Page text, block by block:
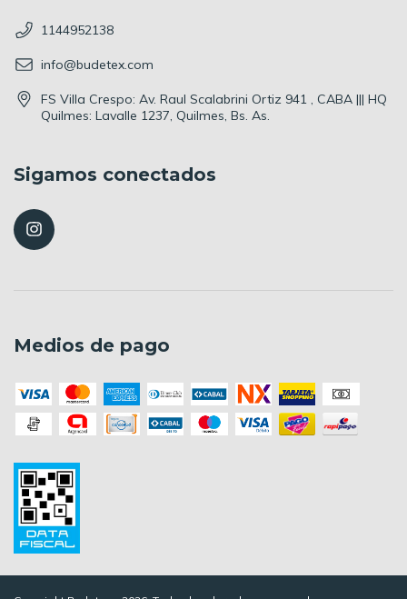
1144952138
info@budetex.com
FS Villa Crespo: Av. Raul Scalabrini Ortiz 941 , CABA ||| HQ
Quilmes: Lavalle 1237, Quilmes, Bs. As.
Sigamos conectados
Medios de pago